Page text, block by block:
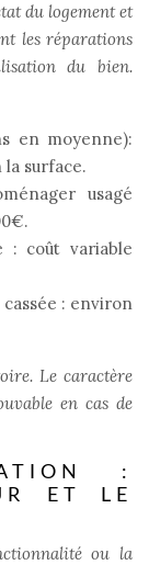
du logement et
les réparations
du bien.
en moyenne):
surface.
usagé
: coût variable
: environ
Le caractère
en cas de
:
ET LE
ou la